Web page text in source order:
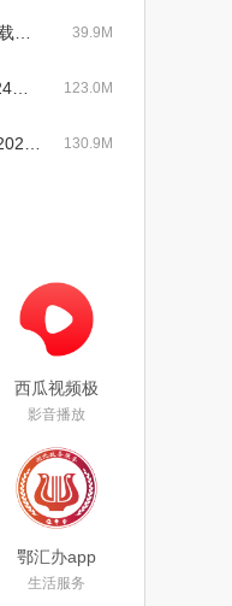
39.9M
123.0M
130.9M
西瓜视频极
速版红包版
2025最新手
机版
影音播放
鄂汇办app
官方下载
2025最新版
生活服务